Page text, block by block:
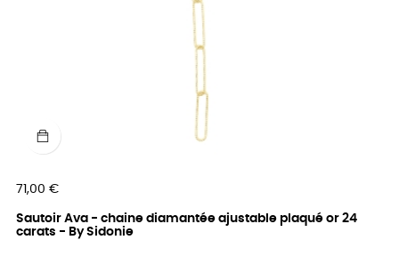
Prix
71,00 €
Sautoir Ava - chaine diamantée ajustable plaqué or 24
carats - By Sidonie